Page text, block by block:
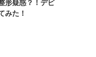
形疑惑？！デビ
みた！